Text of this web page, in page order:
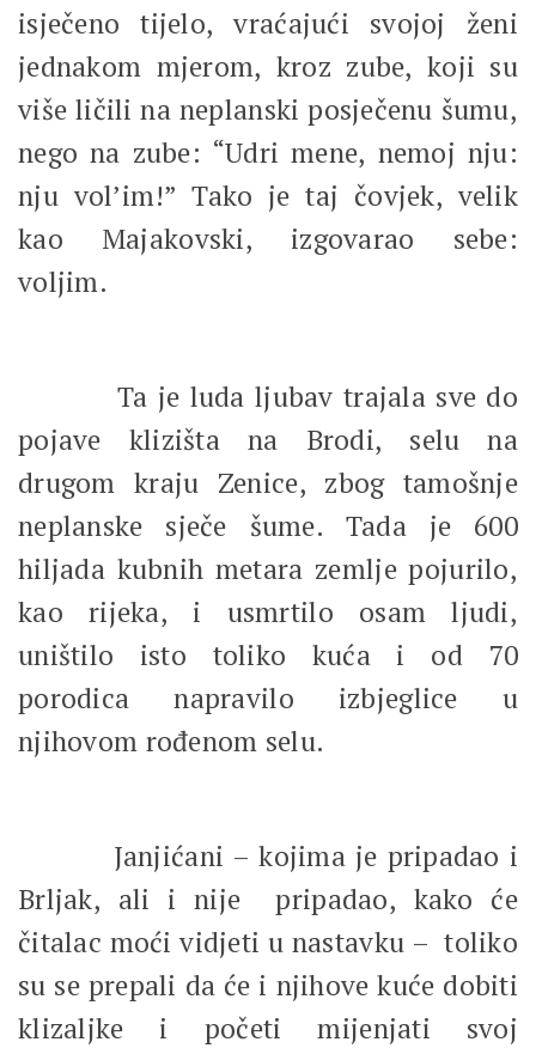
isječeno tijelo, vraćajući svojoj ženi
jednakom mjerom, kroz zube, koji su
više ličili na neplanski posječenu šumu,
nego na zube: “Udri mene, nemoj nju:
nju vol’im!” Tako je taj čovjek, velik
kao Majakovski, izgovarao sebe:
voljim.
Ta je luda ljubav trajala sve do
pojave klizišta na Brodi, selu na
drugom kraju Zenice, zbog tamošnje
neplanske sječe šume. Tada je 600
hiljada kubnih metara zemlje pojurilo,
kao rijeka, i usmrtilo osam ljudi,
uništilo isto toliko kuća i od 70
porodica napravilo izbjeglice u
njihovom rođenom selu.
Janjićani – kojima je pripadao i
Brljak, ali i nije pripadao, kako će
čitalac moći vidjeti u nastavku – toliko
su se prepali da će i njihove kuće dobiti
klizaljke i početi mijenjati svoj